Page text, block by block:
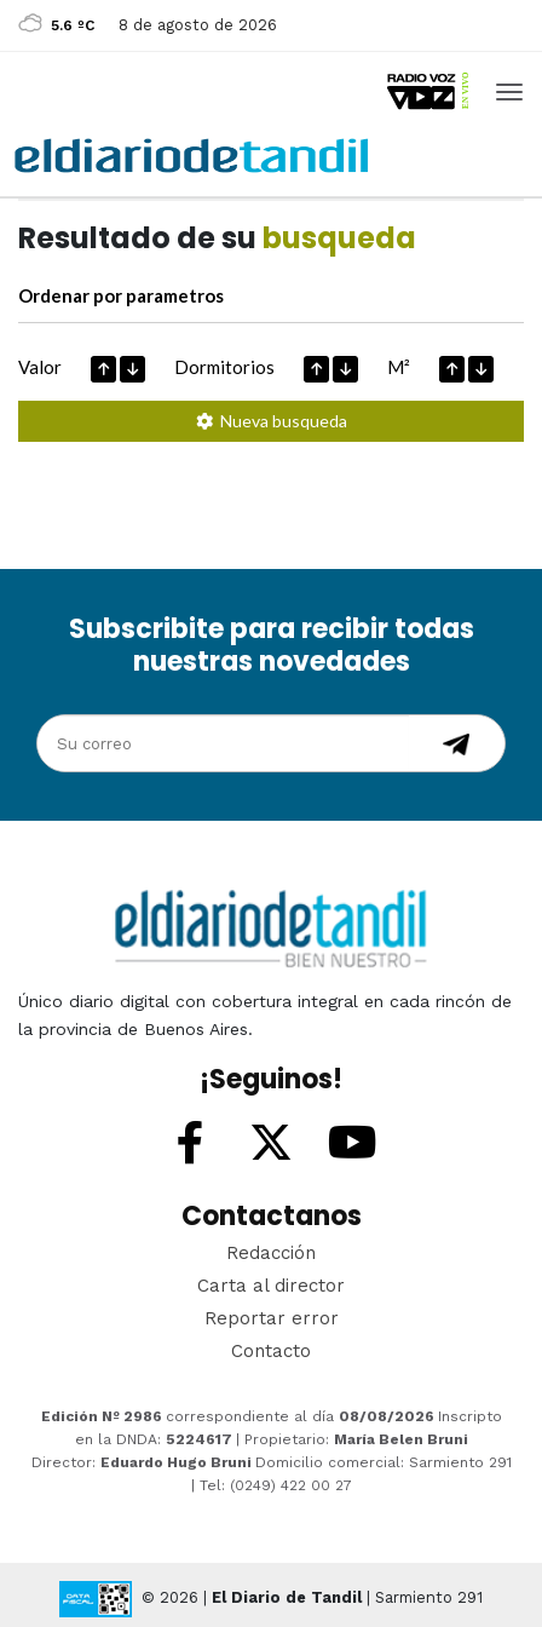
5.6 ºC 8 de agosto de 2026
Resultado de su busqueda
Ordenar por parametros
Valor Dormitorios M²
Nueva busqueda
Subscribite para recibir todas
nuestras novedades
Único diario digital con cobertura integral en cada rincón de
la provincia de Buenos Aires.
¡Seguinos!
Contactanos
Redacción
Carta al director
Reportar error
Contacto
Edición Nº 2986 correspondiente al día 08/08/2026 Inscripto
en la DNDA: 5224617 | Propietario: María Belen Bruni
Director: Eduardo Hugo Bruni Domicilio comercial: Sarmiento 291
| Tel: (0249) 422 00 27
© 2026 | El Diario de Tandil| Sarmiento 291